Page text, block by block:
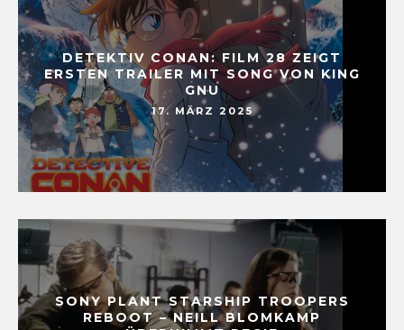
DETEKTIV CONAN: FILM 28 ZEIGT
ERSTEN TRAILER MIT SONG VON KING
GNU
17. MÄRZ 2025
SONY PLANT STARSHIP TROOPERS
REBOOT – NEILL BLOMKAMP